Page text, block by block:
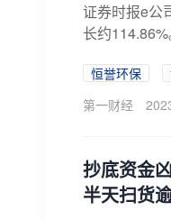
证券时报e公
长约
恒誉环保
第一财经
抄底资金
半天扫货